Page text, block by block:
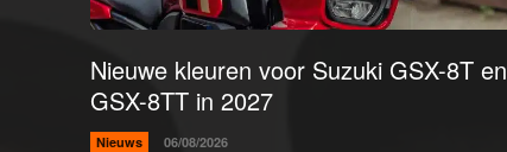
Nieuwe kleuren voor Suzuki GSX-8T en
GSX-8TT in 2027
Nieuws 06/08/2026